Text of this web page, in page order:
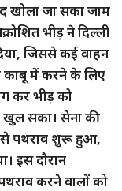
खोला जा सका जाम
भीड़ ने दिल्ली
जिससे कई वाहन
काबू में करने के लिए
कर भीड़ को
खुल सका। सेना की
से पथराव शुरू हुआ,
इस दौरान
करने वालों को